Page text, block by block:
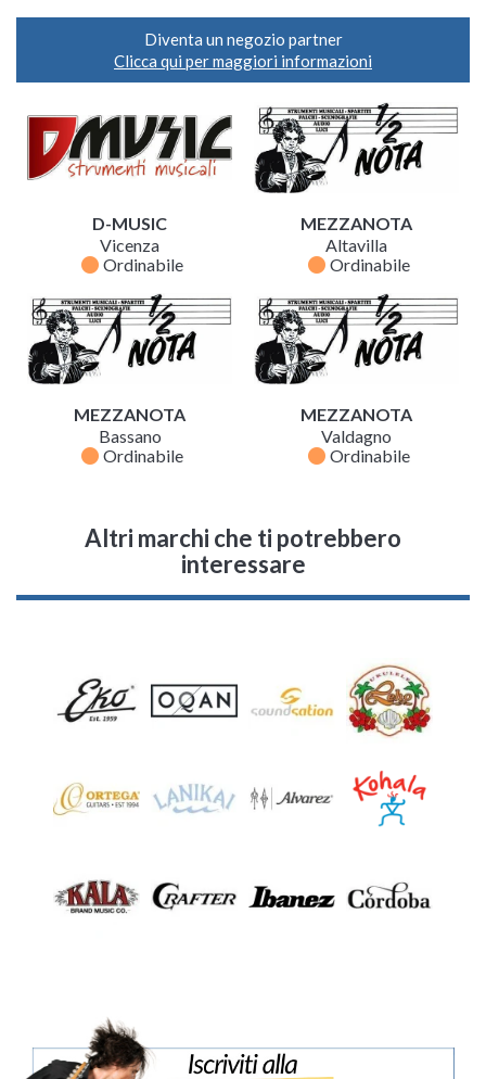
Diventa un negozio partner
Clicca qui per maggiori informazioni
D-MUSIC
Vicenza
fiber_manual_record Ordinabile
MEZZANOTA
Altavilla
fiber_manual_record Ordinabile
MEZZANOTA
Bassano
fiber_manual_record Ordinabile
MEZZANOTA
Valdagno
fiber_manual_record Ordinabile
Altri marchi che ti potrebbero
interessare